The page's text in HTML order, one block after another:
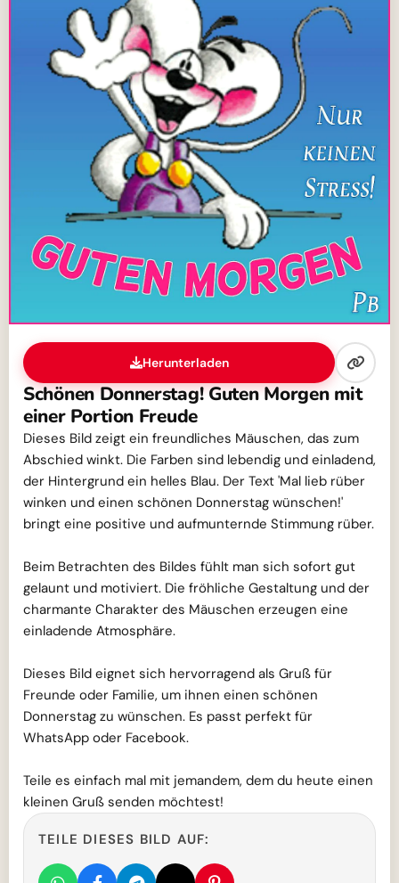
Herunterladen
Schönen Donnerstag! Guten Morgen mit
einer Portion Freude
Dieses Bild zeigt ein freundliches Mäuschen, das zum
Abschied winkt. Die Farben sind lebendig und einladend,
der Hintergrund ein helles Blau. Der Text 'Mal lieb rüber
winken und einen schönen Donnerstag wünschen!'
bringt eine positive und aufmunternde Stimmung rüber.
Beim Betrachten des Bildes fühlt man sich sofort gut
gelaunt und motiviert. Die fröhliche Gestaltung und der
charmante Charakter des Mäuschen erzeugen eine
einladende Atmosphäre.
Dieses Bild eignet sich hervorragend als Gruß für
Freunde oder Familie, um ihnen einen schönen
Donnerstag zu wünschen. Es passt perfekt für
WhatsApp oder Facebook.
Teile es einfach mal mit jemandem, dem du heute einen
kleinen Gruß senden möchtest!
TEILE DIESES BILD AUF: